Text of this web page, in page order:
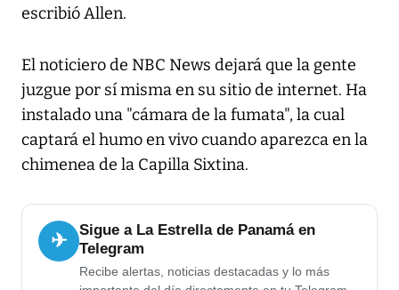
escribió Allen.
El noticiero de NBC News dejará que la gente
juzgue por sí misma en su sitio de internet. Ha
instalado una "cámara de la fumata", la cual
captará el humo en vivo cuando aparezca en la
chimenea de la Capilla Sixtina.
✈
Sigue a La Estrella de Panamá en
Telegram
Recibe alertas, noticias destacadas y lo más